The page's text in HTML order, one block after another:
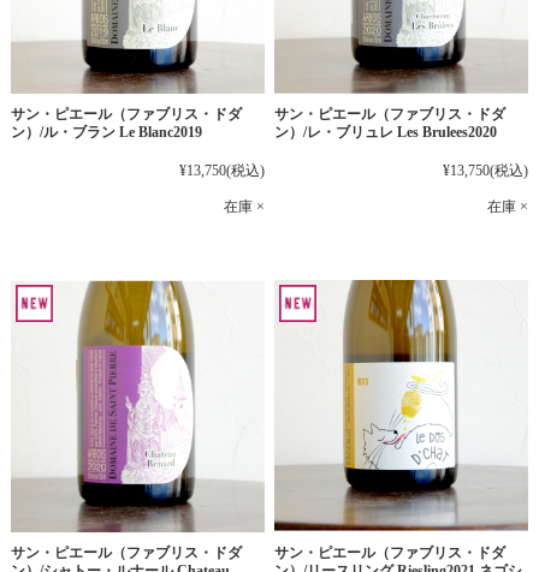
サン・ピエール（ファブリス・ドダ
ン）/ル・ブラン Le Blanc2019
¥13,750(税込)
在庫 ×
サン・ピエール（ファブリス・ドダ
ン）/レ・ブリュレ Les Brulees2020
¥13,750(税込)
在庫 ×
サン・ピエール（ファブリス・ドダ
サン・ピエール（ファブリス・ドダ